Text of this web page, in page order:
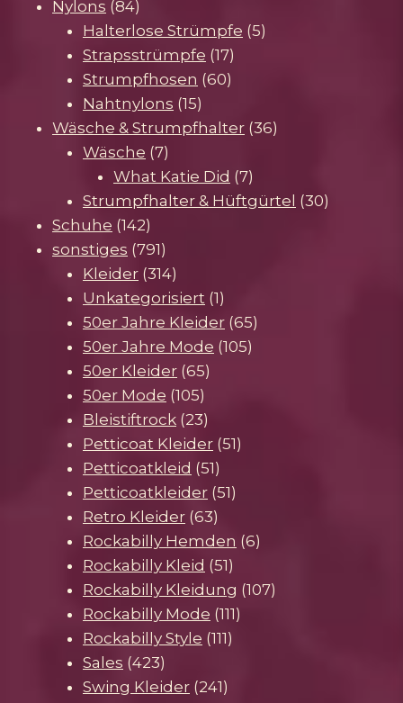
Nylons 8484
Produkte
Halterlose Strümpfe 55
Strapsstrümpfe 1717
Produkte
Strumpfhosen 6060
Nahtnylons 1515
Produkte
Wäsche & Strumpfhalter 3636
Wäsche 77
Produkte
What Katie Did 77
Produkte
Strumpfhalter & Hüftgürtel 3030
Schuhe 142142
Produkte
sonstiges 791791
Produkte
Kleider 314314
Produkte
Unkategorisiert 11
Produkt
50er Jahre Kleider 6565
50er Jahre Mode 105105
50er Kleider 6565
50er Mode 105105
Produkte
Bleistiftrock 2323
Produkte
Petticoat Kleider 5151
Petticoatkleid 5151
Produkte
Petticoatkleider 5151
Retro Kleider 6363
Produkte
Rockabilly Hemden 66
Rockabilly Kleid 5151
Produkte
Rockabilly Kleidung 107107
Rockabilly Mode 111111
Rockabilly Style 111111
Sales 423423
Produkte
Swing Kleider 241241